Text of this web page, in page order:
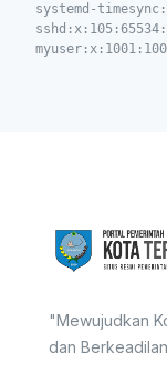
systemd-
"Mewujudkan
dan